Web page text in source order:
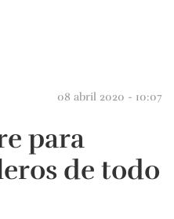
08 abril 2020 - 10:07
para
de todo